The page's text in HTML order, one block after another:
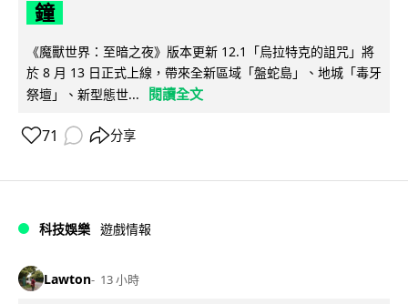
鐘
《魔獸世界：至暗之夜》版本更新 12.1「烏拉特克的詛咒」將
於 8 月 13 日正式上線，帶來全新區域「盤蛇島」、地城「毒牙
祭壇」、新型態世...
閱讀全文
71 分享
科技娛樂 遊戲情報
Lawton 13 小時